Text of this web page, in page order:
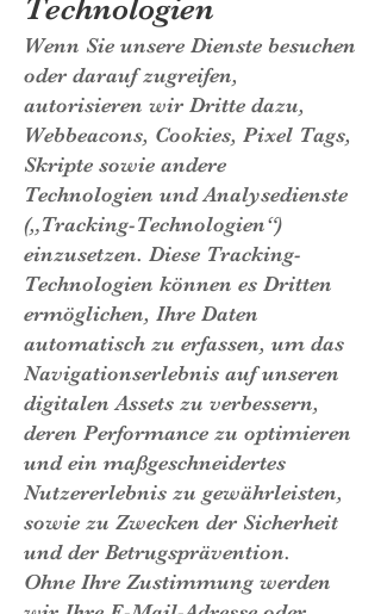
Technologien
Wenn Sie unsere Dienste besuchen
oder darauf zugreifen,
autorisieren wir Dritte dazu,
Webbeacons, Cookies, Pixel Tags,
Skripte sowie andere
Technologien und Analysedienste
(„Tracking-Technologien“)
einzusetzen. Diese Tracking-
Technologien können es Dritten
ermöglichen, Ihre Daten
automatisch zu erfassen, um das
Navigationserlebnis auf unseren
digitalen Assets zu verbessern,
deren Performance zu optimieren
und ein maßgeschneidertes
Nutzererlebnis zu gewährleisten,
sowie zu Zwecken der Sicherheit
und der Betrugsprävention.
Ohne Ihre Zustimmung werden